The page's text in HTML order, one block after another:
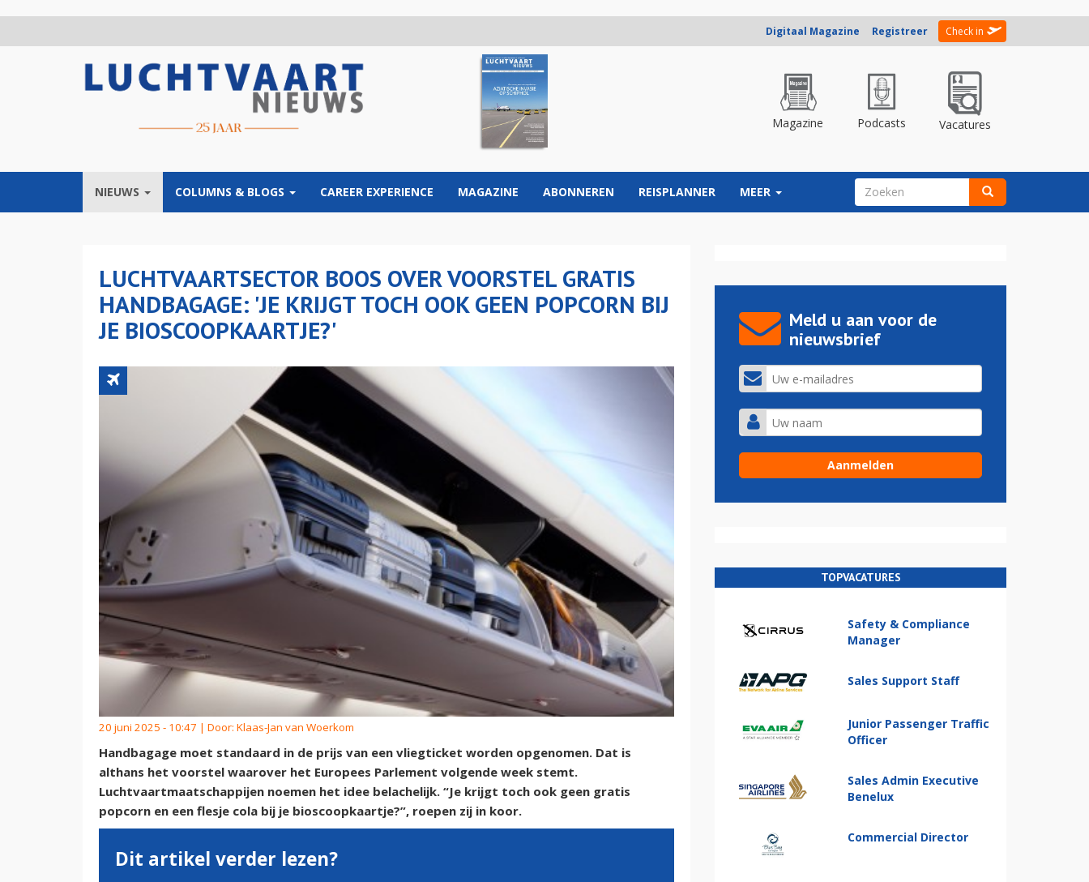
Digitaal Magazine Registreer Check in
Magazine Podcasts Vacatures
NIEUWS COLUMNS & BLOGS CAREER EXPERIENCE MAGAZINE ABONNEREN REISPLANNER MEER ZOEKVELD
LUCHTVAARTSECTOR BOOS OVER VOORSTEL GRATIS
HANDBAGAGE: 'JE KRIJGT TOCH OOK GEEN POPCORN BIJ
JE BIOSCOOPKAARTJE?'
20 juni 2025 - 10:47 | Door: Klaas-Jan van Woerkom
Handbagage moet standaard in de prijs van een vliegticket worden opgenomen. Dat is
althans het voorstel waarover het Europees Parlement volgende week stemt.
Luchtvaartmaatschappijen noemen het idee belachelijk. “Je krijgt toch ook geen gratis
popcorn en een flesje cola bij je bioscoopkaartje?”, roepen zij in koor.
Dit artikel verder lezen?
Meld u aan voor de
nieuwsbrief
TOPVACATURES
Safety & Compliance
Manager
Sales Support Staff
Junior Passenger Traffic
Officer
Sales Admin Executive
Benelux
Commercial Director